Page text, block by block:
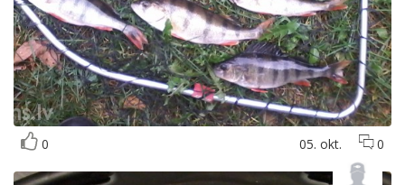
0 05. okt. 0